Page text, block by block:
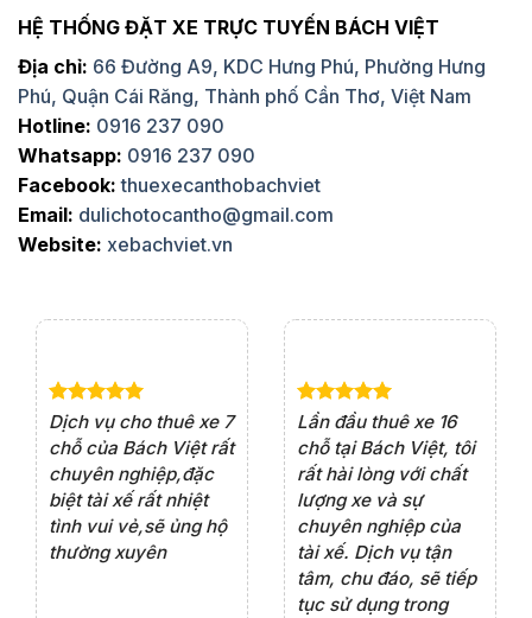
HỆ THỐNG ĐẶT XE TRỰC TUYẾN BÁCH VIỆT
Địa chỉ: 66 Đường A9, KDC Hưng Phú, Phường Hưng
Phú, Quận Cái Răng, Thành phố Cần Thơ, Việt Nam
Hotline: 0916 237 090
Whatsapp: 0916 237 090
Facebook: thuexecanthobachviet
Email: dulichotocantho@gmail.com
Website: xebachviet.vn
Dịch vụ cho thuê xe 7
chỗ của Bách Việt rất
chuyên nghiệp,đặc
biệt tài xế rất nhiệt
tình vui vẻ,sẽ ủng hộ
thường xuyên
Lần đầu thuê xe 16
chỗ tại Bách Việt, tôi
rất hài lòng với chất
lượng xe và sự
chuyên nghiệp của
tài xế. Dịch vụ tận
tâm, chu đáo, sẽ tiếp
tục sử dụng trong